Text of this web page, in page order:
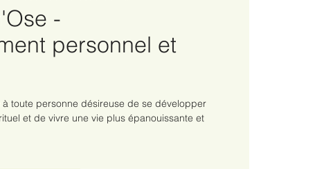
-
personnel et
toute personne désireuse de se développer
et de vivre une vie plus épanouissante et